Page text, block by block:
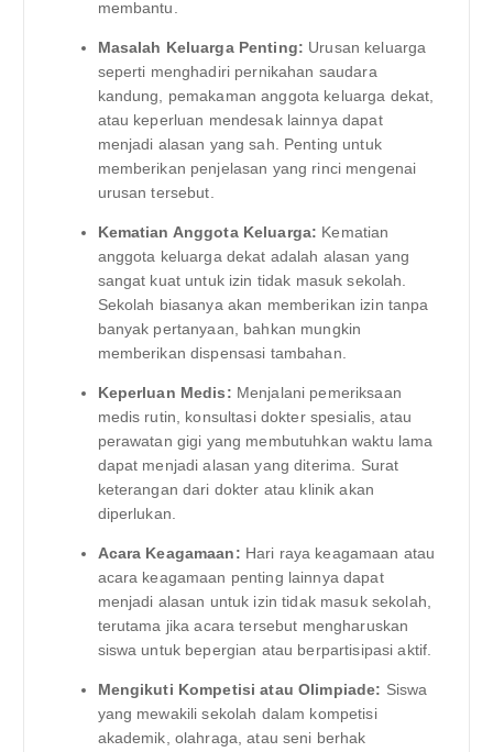
membantu.
Masalah Keluarga Penting: Urusan keluarga
seperti menghadiri pernikahan saudara
kandung, pemakaman anggota keluarga dekat,
atau keperluan mendesak lainnya dapat
menjadi alasan yang sah. Penting untuk
memberikan penjelasan yang rinci mengenai
urusan tersebut.
Kematian Anggota Keluarga: Kematian
anggota keluarga dekat adalah alasan yang
sangat kuat untuk izin tidak masuk sekolah.
Sekolah biasanya akan memberikan izin tanpa
banyak pertanyaan, bahkan mungkin
memberikan dispensasi tambahan.
Keperluan Medis: Menjalani pemeriksaan
medis rutin, konsultasi dokter spesialis, atau
perawatan gigi yang membutuhkan waktu lama
dapat menjadi alasan yang diterima. Surat
keterangan dari dokter atau klinik akan
diperlukan.
Acara Keagamaan: Hari raya keagamaan atau
acara keagamaan penting lainnya dapat
menjadi alasan untuk izin tidak masuk sekolah,
terutama jika acara tersebut mengharuskan
siswa untuk bepergian atau berpartisipasi aktif.
Mengikuti Kompetisi atau Olimpiade: Siswa
yang mewakili sekolah dalam kompetisi
akademik, olahraga, atau seni berhak